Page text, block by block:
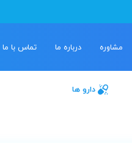
مشاوره درباره ما تماس با ما
دارو ها